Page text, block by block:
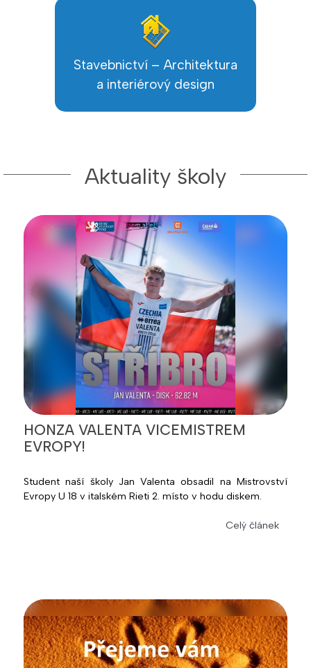
Stavebnictví – Architektura
a interiérový design
Aktuality školy
HONZA VALENTA VICEMISTREM
EVROPY!
Student naší školy Jan Valenta obsadil na Mistrovství
Evropy U 18 v italském Rieti 2. místo v hodu diskem.
Celý článek